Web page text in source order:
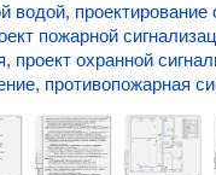
водой, проектирование
пожарной
проект охранной
противопожарная